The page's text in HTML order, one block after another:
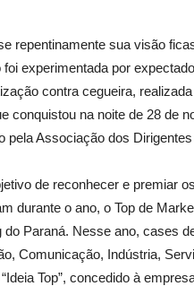
repentinamente sua visão
experimentada por
contra cegueira,
conquistou na noite de 28 de
pela Associação dos
de reconhecer e premiar
durante o ano, o Top de
do Paraná. Nesse ano, cases
Comunicação, Indústria,
Top”, concedido à